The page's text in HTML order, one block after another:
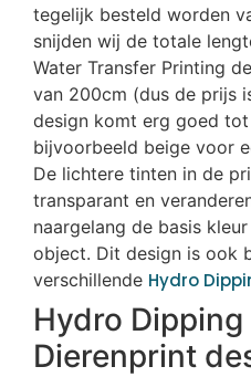
tegelijk besteld worden
snijden wij de totale
Water Transfer Printing
van 200cm (dus de prijs
design komt erg goed
bijvoorbeeld beige voor
De lichtere tinten in de
transparant en
naargelang de basis
object. Dit design is ook
verschillende Hydro
Hydro Dipping
Dierenprint